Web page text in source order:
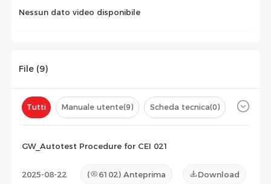
Nessun dato video disponibile
File (9)
Tutti Manuale utente(9) Scheda tecnica(0)
GW_Autotest Procedure for CEI 021
2025-08-22 ( 6102) Anteprima Download